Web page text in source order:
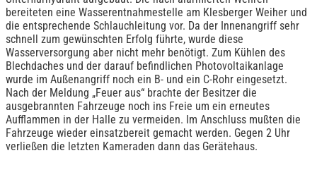
bereiteten eine Wasserentnahmestelle am Klesberger Weiher und
die entsprechende Schlauchleitung vor. Da der Innenangriff sehr
schnell zum gewünschten Erfolg führte, wurde diese
Wasserversorgung aber nicht mehr benötigt. Zum Kühlen des
Blechdaches und der darauf befindlichen Photovoltaikanlage
wurde im Außenangriff noch ein B- und ein C-Rohr eingesetzt.
Nach der Meldung „Feuer aus“ brachte der Besitzer die
ausgebrannten Fahrzeuge noch ins Freie um ein erneutes
Aufflammen in der Halle zu vermeiden. Im Anschluss mußten die
Fahrzeuge wieder einsatzbereit gemacht werden. Gegen 2 Uhr
verließen die letzten Kameraden dann das Gerätehaus.